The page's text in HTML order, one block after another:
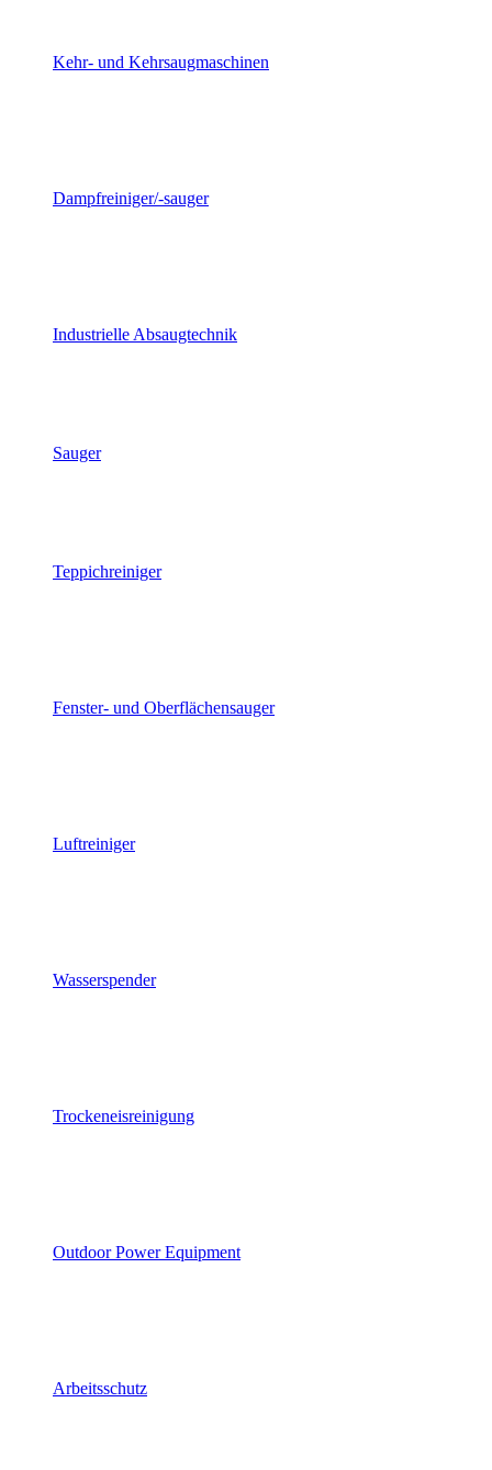
Kehr- und Kehrsaugmaschinen
Dampfreiniger/-sauger
Industrielle Absaugtechnik
Sauger
Teppichreiniger
Fenster- und Oberflächensauger
Luftreiniger
Wasserspender
Trockeneisreinigung
Outdoor Power Equipment
Arbeitsschutz